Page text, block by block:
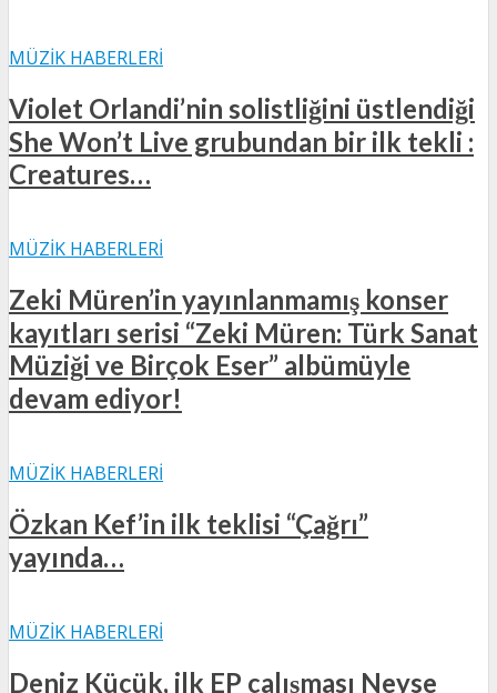
MÜZIK HABERLERI
Violet Orlandi’nin solistliğini üstlendiği
She Won’t Live grubundan bir ilk tekli :
Creatures…
MÜZIK HABERLERI
Zeki Müren’in yayınlanmamış konser
kayıtları serisi “Zeki Müren: Türk Sanat
Müziği ve Birçok Eser” albümüyle
devam ediyor!
MÜZIK HABERLERI
Özkan Kef’in ilk teklisi “Çağrı”
yayında…
MÜZIK HABERLERI
Deniz Küçük, ilk EP çalışması Neyse